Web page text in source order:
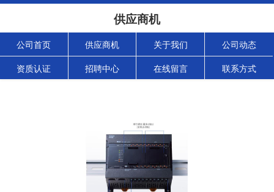
供应商机
公司首页 供应商机 关于我们 公司动态
资质认证 招聘中心 在线留言 联系方式